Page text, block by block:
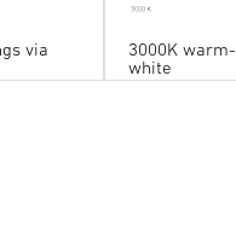
via
3000K warm-
white